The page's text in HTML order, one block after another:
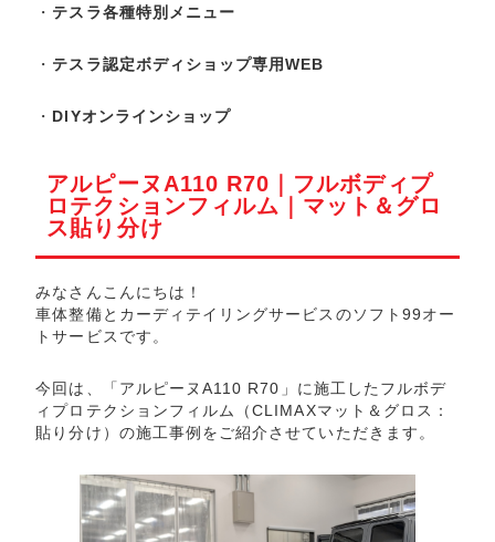
・ テスラ各種特別メニュー
・ テスラ認定ボディショップ専用WEB
・ DIYオンラインショップ
アルピーヌA110 R70｜フルボディプ
ロテクションフィルム｜マット＆グロ
ス貼り分け
みなさんこんにちは！
車体整備とカーディテイリングサービスのソフト99オー
トサービスです。
今回は、「アルピーヌA110 R70」に施工したフルボデ
ィプロテクションフィルム（CLIMAXマット＆グロス：
貼り分け）の施工事例をご紹介させていただきます。